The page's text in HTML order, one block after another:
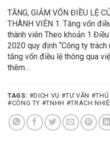
TĂNG, GIẢM VỐN ĐIỀU LỆ
THÀNH VIÊN 1. Tăng vốn
thành viên Theo khoản 1
2020 quy định “Công ty
tăng vốn điều lệ thông qua
thêm…
TAGS: #DỊCH VỤ #TƯ VẤN
#CÔNG TY #TNHH #TRÁCH